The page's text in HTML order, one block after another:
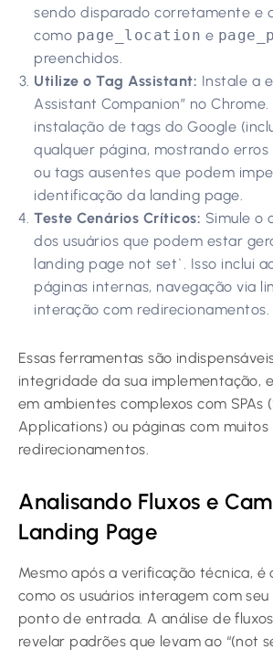
sendo disparado corretamente e
como page_location e
preenchidos.
Utilize o Tag Assistant: Instale a
Assistant Companion” no
instalação de tags do Google
qualquer página, mostrando
ou tags ausentes que podem
identificação da landing page.
Teste Cenários Críticos: Simule o
dos usuários que podem estar
landing page not set`. Isso inclui
páginas internas, navegação via
interação com redirecionamentos.
Essas ferramentas são
integridade da sua implementação,
em ambientes complexos com SPAs
Applications) ou páginas com muitos
redirecionamentos.
Analisando Fluxos e
Landing Page
Mesmo após a verificação técnica, é
como os usuários interagem com
ponto de entrada. A análise de
revelar padrões que levam ao “(not